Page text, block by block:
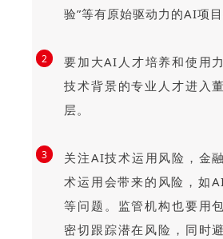
验”等有原始驱动力的AI项目
2
要加大AI人才培养和使用
技术背景的专业人才进入
层。
3
关注AI技术运用风险，金
术运用会带来的风险，如
等问题。监管机构也要用
密切跟踪潜在风险，同时